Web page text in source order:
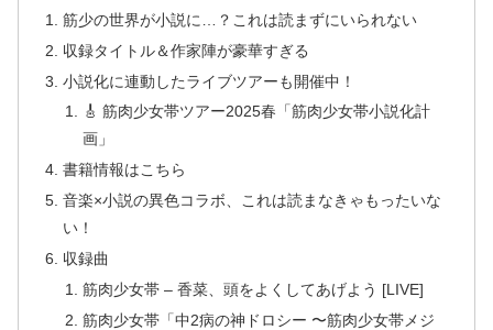
筋少の世界が小説に…？これは読まずにいられない
収録タイトル＆作家陣が豪華すぎる
小説化に連動したライブツアーも開催中！
🎸 筋肉少女帯ツアー2025春「筋肉少女帯小説化計
画」
書籍情報はこちら
音楽×小説の異色コラボ、これは読まなきゃもったいな
い！
収録曲
筋肉少女帯 – 香菜、頭をよくしてあげよう [LIVE]
筋肉少女帯「中2病の神ドロシー 〜筋肉少女帯メジ